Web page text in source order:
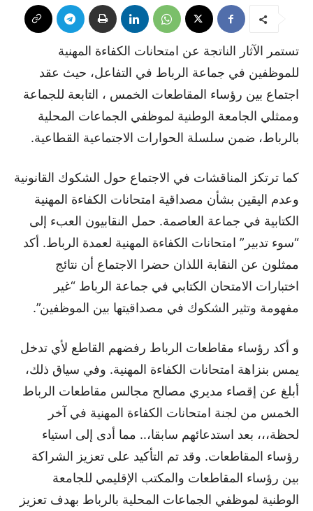
تستمر الآثار الناتجة عن امتحانات الكفاءة المهنية
للموظفين في جماعة الرباط في التفاعل، حيث عقد
اجتماع بين رؤساء المقاطعات الخمس ، التابعة للجماعة
وممثلي الجامعة الوطنية لموظفي الجماعات المحلية
بالرباط، ضمن سلسلة الحوارات الاجتماعية القطاعية.
كما ترتكز المناقشات في الاجتماع حول الشكوك القانونية
وعدم اليقين بشأن مصداقية امتحانات الكفاءة المهنية
الكتابية في جماعة العاصمة. حمل النقابيون العبء إلى
“سوء تدبير” امتحانات الكفاءة المهنية لعمدة الرباط. أكد
ممثلون عن النقابة اللذان حضرا الاجتماع أن نتائج
اختبارات الامتحان الكتابي في جماعة الرباط “غير
مفهومة وتثير الشكوك في مصداقيتها بين الموظفين”.
و أكد رؤساء مقاطعات الرباط رفضهم القاطع لأي تدخل
يمس بنزاهة امتحانات الكفاءة المهنية. وفي سياق ذلك،
أبلغ عن إقصاء مديري مصالح مجالس مقاطعات الرباط
الخمس من لجنة امتحانات الكفاءة المهنية في آخر
لحظة،،، بعد استدعائهم سابقا،.. مما أدى إلى استياء
رؤساء المقاطعات. وقد تم التأكيد على تعزيز الشراكة
بين رؤساء المقاطعات والمكتب الإقليمي للجامعة
الوطنية لموظفي الجماعات المحلية بالرباط بهدف تعزيز